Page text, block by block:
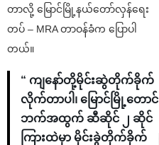
တာလို့ မြောင်မြို့နယ်တော်လှန်ရေး
တပ် – MRA တာဝန်ခံက ပြောပါ
တယ်။
“ ကျနော်တို့မိုင်းဆွဲတိုက်ခိုက်
လိုက်တာပါ၊ မြောင်မြို့တောင်
ဘက်အထွက် ဆီဆိုင် ၂ ဆိုင်
ကြားထဲမှာ မိုင်းခွဲတိုက်ခိုက်